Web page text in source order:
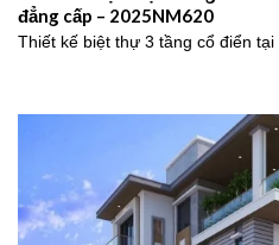
đẳng cấp – 2025NM620
Thiết kế biệt thự 3 tầng cổ điển